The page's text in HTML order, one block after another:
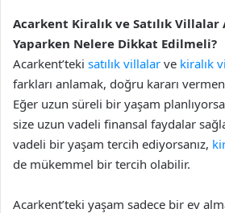
Acarkent Kiralık ve Satılık Villalar
Yaparken Nelere Dikkat Edilmeli?
Acarkent’teki satılık villalar ve kiralık
farkları anlamak, doğru kararı
Eğer uzun süreli bir yaşam
size uzun vadeli finansal faydalar
vadeli bir yaşam tercih ediyorsanız,
de mükemmel bir tercih olabilir.
Acarkent’teki yaşam sadece bir ev